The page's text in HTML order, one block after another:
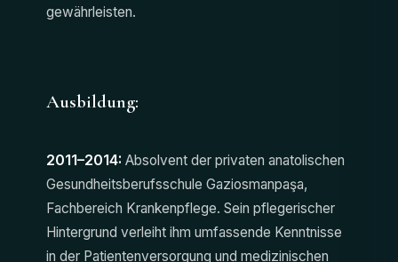
gewährleisten.
Ausbildung:
2011–2014: Absolvent der privaten anatolischen
Gesundheitsberufsschule Gaziosmanpaşa,
Fachbereich Krankenpflege. Sein pflegerischer
Hintergrund verleiht ihm umfassende Kenntnisse
in der Patientenversorgung und medizinischen